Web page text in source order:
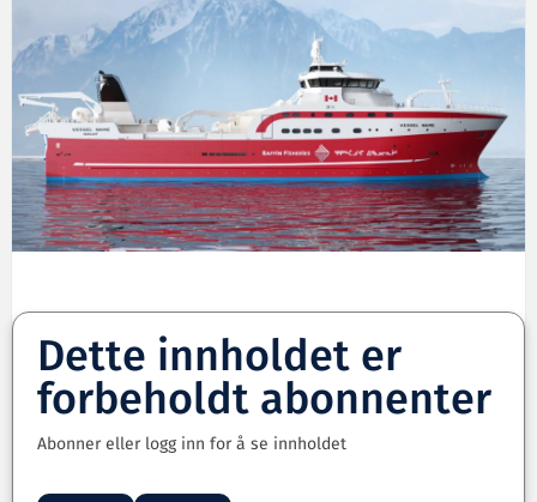
Dette innholdet er
forbeholdt abonnenter
Abonner eller logg inn for å se innholdet